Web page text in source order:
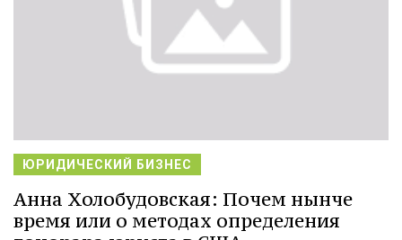
ЮРИДИЧЕСКИЙ БИЗНЕС
Анна Холобудовская: Почем нынче
время или о методах определения